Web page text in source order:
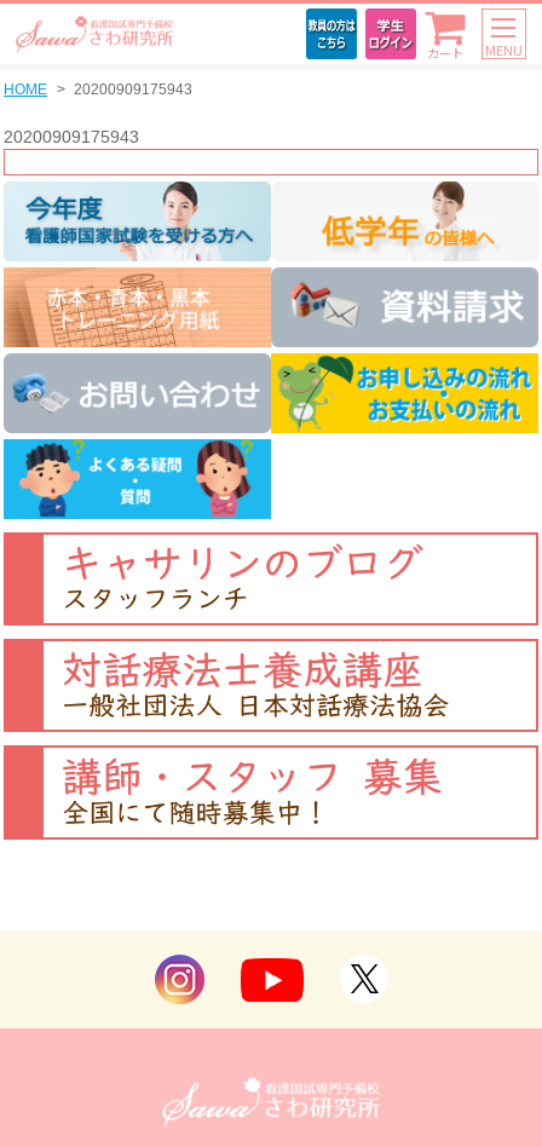
カート MENU
HOME 20200909175943
20200909175943